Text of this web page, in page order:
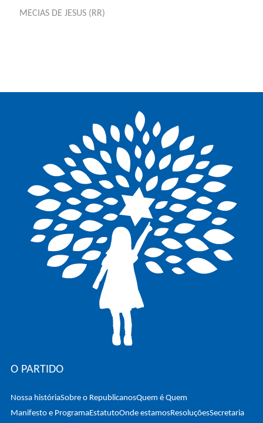
MECIAS DE JESUS (RR)
O PARTIDO
Nossa históriaSobre o RepublicanosQuem é Quem
Manifesto e ProgramaEstatutoOnde estamosResoluçõesSecretaria